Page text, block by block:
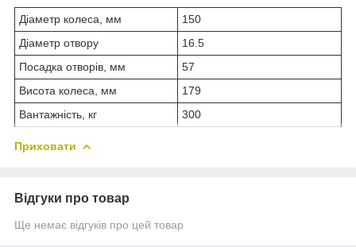
Діаметр колеса, мм
150
Діаметр отвору
16.5
Посадка отворів, мм
57
Висота колеса, мм
179
Вантажність, кг
300
Приховати
Відгуки про товар
Ще немає відгуків про цей товар